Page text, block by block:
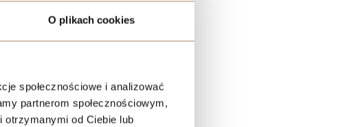
O plikach cookies
społecznościowe i analizować
partnerom społecznościowym,
otrzymanymi od Ciebie lub
Dzięki temu
do
i poczucie